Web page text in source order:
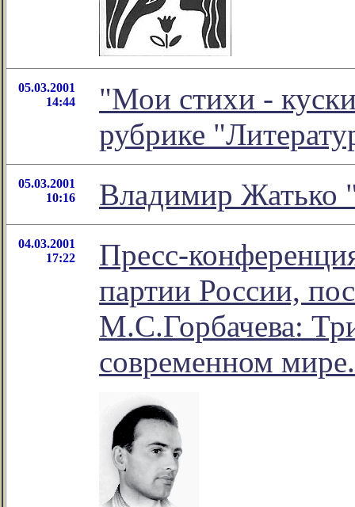
05.03.2001
14:44
"Мои стихи -
рубрике
05.03.2001
10:16
Владимир Жатько
04.03.2001
17:22
Пресс-
партии России,
М.С.Горбачева:
современном мире.